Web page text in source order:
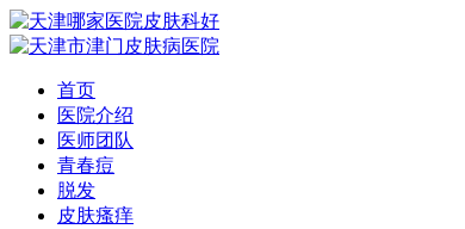
首页
医院介绍
医师团队
青春痘
脱发
皮肤瘙痒